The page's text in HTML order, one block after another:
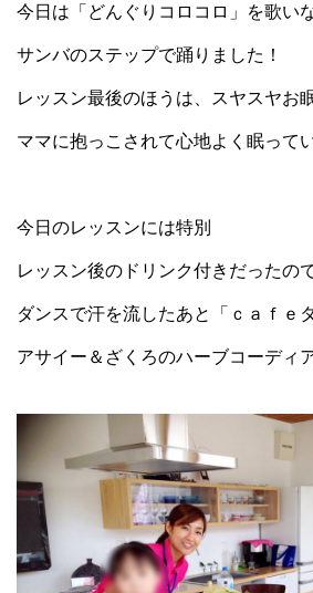
今日は「どんぐりコロコロ」を歌い
サンバのステップで踊りました！
レッスン最後のほうは、スヤスヤお
ママに抱っこされて心地よく眠って
今日のレッスンには特別
レッスン後のドリンク付きだったの
ダンスで汗を流したあと「ｃａｆｅ
アサイー＆ざくろのハーブコーディ